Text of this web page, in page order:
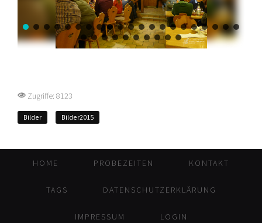
Zugriffe: 8123
Bilder Bilder2015
HOME PROBEZEITEN KONTAKT
TAGS DATENSCHUTZERKLÄRUNG
IMPRESSUM LOGIN